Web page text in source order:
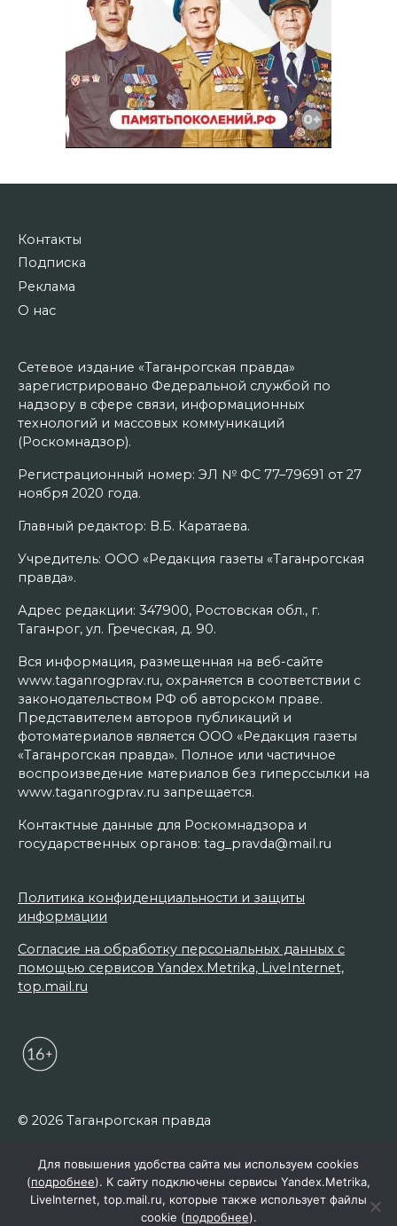
Контакты
Подписка
Реклама
О нас
Сетевое издание «Таганрогская правда»
зарегистрировано Федеральной службой по
надзору в сфере связи, информационных
технологий и массовых коммуникаций
(Роскомнадзор).
Регистрационный номер: ЭЛ № ФС 77–79691 от 27
ноября 2020 года.
Главный редактор: В.Б. Каратаева.
Учредитель: ООО «Редакция газеты «Таганрогская
правда».
Адрес редакции: 347900, Ростовская обл., г.
Таганрог, ул. Греческая, д. 90.
Вся информация, размещенная на веб-сайте
www.taganrogprav.ru, охраняется в соответствии с
законодательством РФ об авторском праве.
Представителем авторов публикаций и
фотоматериалов является ООО «Редакция газеты
«Таганрогская правда». Полное или частичное
воспроизведение материалов без гиперссылки на
www.taganrogprav.ru запрещается.
Контактные данные для Роскомнадзора и
государственных органов: tag_pravda@mail.ru
Политика конфиденциальности и защиты
информации
Согласие на обработку персональных данных с
помощью сервисов Yandex.Metrika, LiveInternet,
top.mail.ru
© 2026 Таганрогская правда
Для повышения удобства сайта мы используем cookies
(подробнее). К сайту подключены сервисы Yandex.Metrika,
LiveInternet, top.mail.ru, которые также использует файлы
cookie (подробнее).